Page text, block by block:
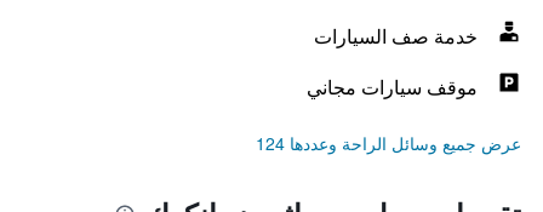
خدمة صف السيارات
موقف سيارات مجاني
عرض جميع وسائل الراحة وعددها 124